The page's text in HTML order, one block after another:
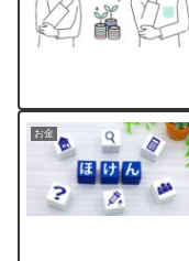
お金